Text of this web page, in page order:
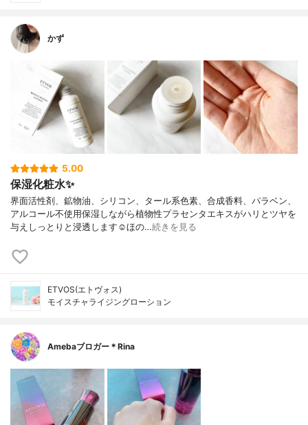
かず
5.00
保湿化粧水✨
界面活性剤、鉱物油、シリコン、タール系色素、合成香料、パラベン、
アルコール不使用保湿しながら植物性プラセンタエキスがハリとツヤを
与えしっとりと浸透します☺︎ほの…続きを見る
ETVOS(エトヴォス)
モイスチャライジングローション
Amebaブロガー＊Rina